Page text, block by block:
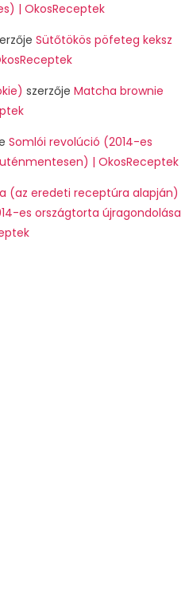
| OkosReceptek
Sütőtökös pöfeteg keksz
szerzője Matcha brownie
Somlói revolúció (2014-es
| OkosReceptek
(az eredeti receptúra alapján)
es országtorta újragondolása